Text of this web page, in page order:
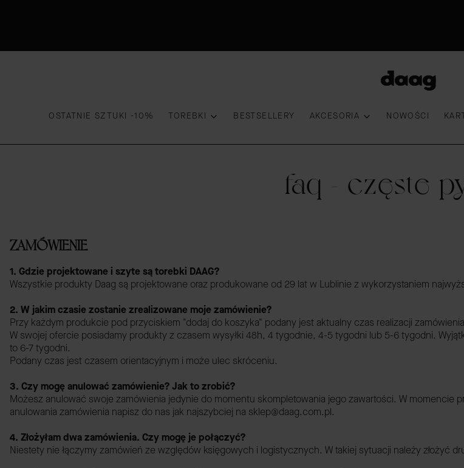
OSTATNIE SZTUKI -10% TOREBKI BESTSELLERY AKCESORIA NOWOŚCI
faq - częste
ZAMÓWIENIE
1. Gdzie projektowane i szyte są torebki DAAG?
Wszystkie produkty Daag są projektowane oraz produkowane od 29 lat w Lublinie z wykorzystaniem
2. W jakim czasie zostanie zrealizowane moje zamówienie?
Przy każdym produkcie pod przyciskiem "dodaj do koszyka" podany jest aktualny czas realizacji
W swojej ofercie posiadamy produkty z czasem wysyłki 48h, 4 tygodnie, 4-5 tygodni lub 5-6 tygodni.
to 6-7 tygodni.
Podany czas jest czasem orientacyjnym i może ulec skróceniu.
3. Czy mogę anulować zamówienie? Jak to zrobić?
Możesz anulować swoje zamówienia jedynie do momentu skompletowania jego zawartości. W momencie
anulowania zamówienia napisz do nas jak najszybciej na sklep@daag.com.pl.
4. Złożyłam dwa zamówienia. Czy mogę je połączyć?
Niestety nie łączymy zamówień ze względów księgowych i logistycznych. W takiej sytuacji należy złożyć